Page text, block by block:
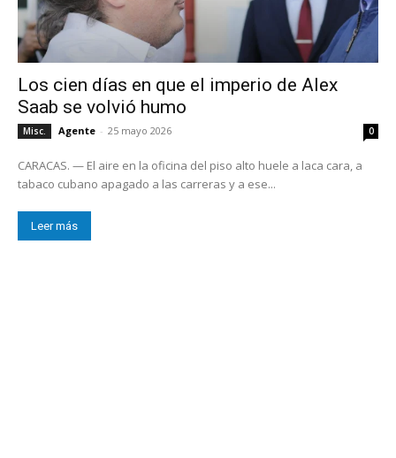
Los cien días en que el imperio de Alex
Saab se volvió humo
Misc. Agente - 25 mayo 2026 0
CARACAS. — El aire en la oficina del piso alto huele a laca cara, a
tabaco cubano apagado a las carreras y a ese...
Leer más